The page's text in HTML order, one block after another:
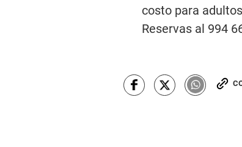
costo para
Reservas al 994